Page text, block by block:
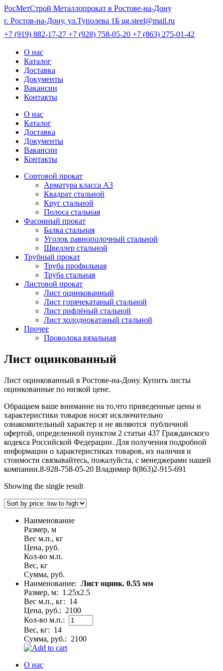
РосМетСтрой Металлопрокат в Ростове-на-Дону
г. Ростов-на-Дону, ул.Туполева 1Б ug.steel@mail.ru
+7 (919) 882-17-27 +7 (928) 758-05-20 +7 (863) 275-01-42
О нас
Каталог
Доставка
Документы
Вакансии
Контакты
О нас
Каталог
Доставка
Документы
Вакансии
Контакты
Сортовой прокат
Арматура класса А3
Квадрат стальной
Круг стальной
Полоса стальная
Фасонный прокат
Балка стальная
Уголок равнополочный стальной
Швеллер стальной
Трубный прокат
Труба профильная
Труба стальная
Листовой прокат
Лист оцинкованный
Лист горячекатаный стальной
Лист рифлёный стальной
Лист холоднокатаный стальной
Прочее
Проволока вязальная
Лист оцинкованный
Лист оцинкованный в Ростове-на-Дону. Купить листы
оцинкованные по низкой цене.
Обращаем ваше внимание на то,что приведенные цены и
характеристики товаров носят исключительно
ознакомительный характер и не являются публичной
офертой, определенной пунктом 2 статьи 437 Гражданского
кодекса Российской Федерации. Для получения подробной
информации о характеристиках товаров, их наличия и
стоимости связывайтесь, пожалуйста, с менеджерами нашей
компании.8-928-758-05-20 Владимир 8(863)2-915-691
Showing the single result
Наименование
Размер, м
Вес м.п., кг
Цена, руб.
Кол-во м.п.
Вес, кг
Сумма, руб.
Наименование: Лист оцинк. 0.55 мм
Размер, м: 1.25x2.5
Вес м.п., кг: 14
Цена, руб.: 2100
Кол-во м.п.:
Вес, кг: 14
Сумма, руб.: 2100
О нас